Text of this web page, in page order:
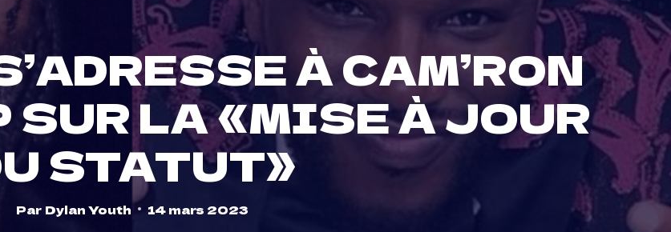
À CAM’RON
LA «MISE À JOUR
STATUT»
Par Dylan Youth 14 mars 2023